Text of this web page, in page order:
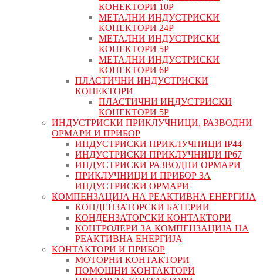
КОНЕКТОРИ 10P
МЕТАЛНИ ИНДУСТРИСКИ
КОНЕКТОРИ 24P
МЕТАЛНИ ИНДУСТРИСКИ
КОНЕКТОРИ 5P
МЕТАЛНИ ИНДУСТРИСКИ
КОНЕКТОРИ 6P
ПЛАСТИЧНИ ИНДУСТРИСКИ
КОНЕКТОРИ
ПЛАСТИЧНИ ИНДУСТРИСКИ
КОНЕКТОРИ 5P
ИНДУСТРИСКИ ПРИКЛУЧНИЦИ, РАЗВОДНИ
ОРМАРИ И ПРИБОР
ИНДУСТРИСКИ ПРИКЛУЧНИЦИ IP44
ИНДУСТРИСКИ ПРИКЛУЧНИЦИ IP67
ИНДУСТРИСКИ РАЗВОДНИ ОРМАРИ
ПРИКЛУЧНИЦИ И ПРИБОР ЗА
ИНДУСТРИСКИ ОРМАРИ
КОМПЕНЗАЦИЈА НА РЕАКТИВНА ЕНЕРГИЈА
КОНДЕНЗАТОРСКИ БАТЕРИИ
КОНДЕНЗАТОРСКИ КОНТАКТОРИ
КОНТРОЛЕРИ ЗА КОМПЕНЗАЦИЈА НА
РЕАКТИВНА ЕНЕРГИЈА
КОНТАКТОРИ И ПРИБОР
МОТОРНИ КОНТАКТОРИ
ПОМОШНИ КОНТАКТОРИ